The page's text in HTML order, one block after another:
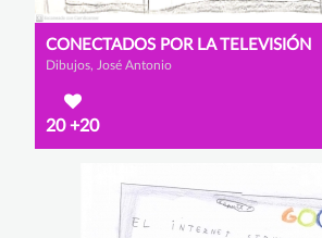
CONECTADOS POR LA TELEVISIÓN
Dibujos, José Antonio
20+20